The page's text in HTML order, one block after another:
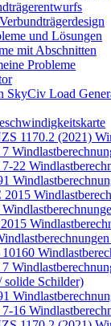
und Lösungen
mit Abschnitten
Probleme
SkyCiv Load
1170.2 (2021)
22
solide Schilder)
16